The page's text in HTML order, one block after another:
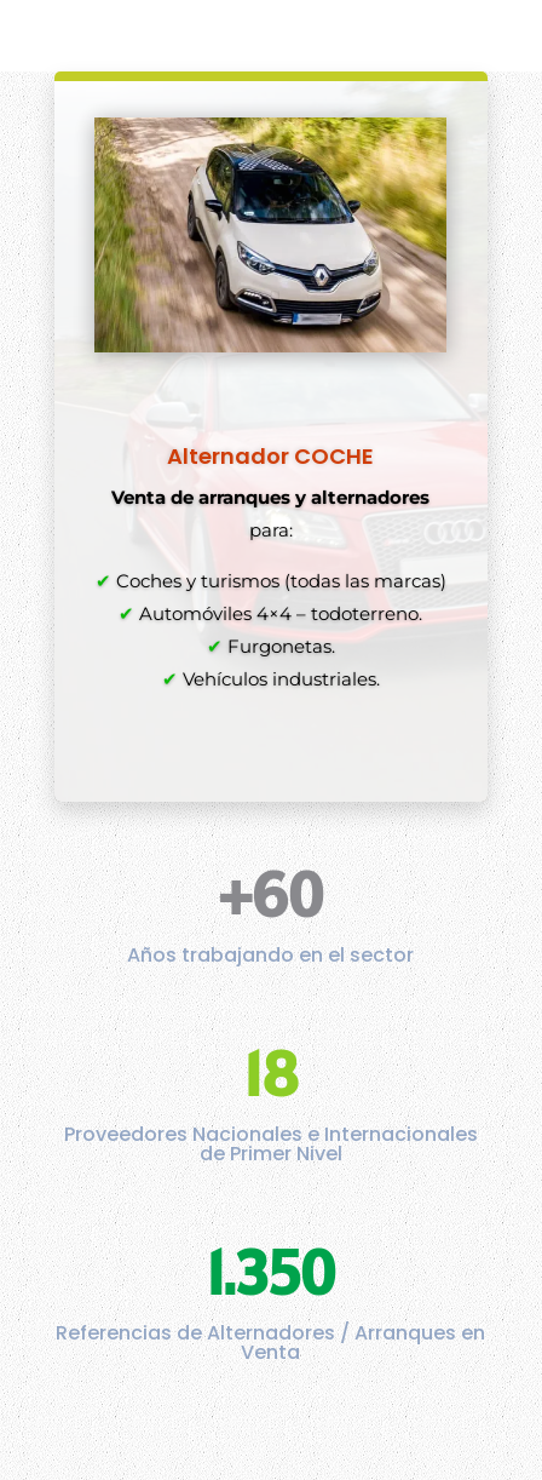
era:
es:
Alternador COCHE
Venta de arranques y alternadores
para:
✔ Coches y turismos (todas las marcas)
✔ Automóviles 4×4 – todoterreno.
✔ Furgonetas.
✔ Vehículos industriales.
+60
Años trabajando en el sector
18
Proveedores Nacionales e Internacionales
de Primer Nivel
1.350
Referencias de Alternadores / Arranques en
Venta